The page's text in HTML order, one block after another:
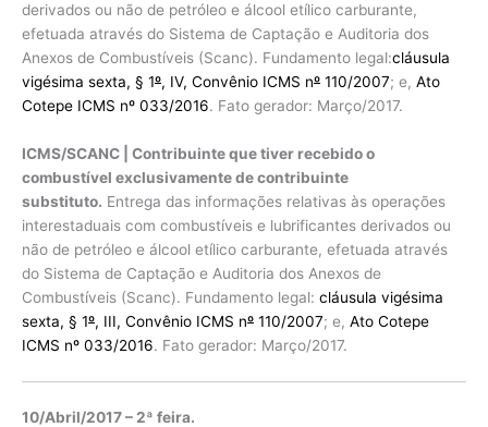
derivados ou não de petróleo e álcool etílico carburante,
efetuada através do Sistema de Captação e Auditoria dos
Anexos de Combustíveis (Scanc). Fundamento legal:cláusula
vigésima sexta, § 1º, IV, Convênio ICMS nº 110/2007; e, Ato
Cotepe ICMS nº 033/2016. Fato gerador: Março/2017.
ICMS/SCANC | Contribuinte que tiver recebido o
combustível exclusivamente de contribuinte
substituto. Entrega das informações relativas às operações
interestaduais com combustíveis e lubrificantes derivados ou
não de petróleo e álcool etílico carburante, efetuada através
do Sistema de Captação e Auditoria dos Anexos de
Combustíveis (Scanc). Fundamento legal: cláusula vigésima
sexta, § 1º, III, Convênio ICMS nº 110/2007; e, Ato Cotepe
ICMS nº 033/2016. Fato gerador: Março/2017.
10/Abril/2017 – 2ª feira.